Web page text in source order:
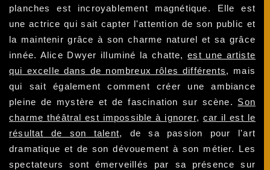
planches est incroyablement magnétique. Elle est
une actrice qui sait capter l'attention de son public et
la maintenir grâce à son charme naturel et sa grâce
innée. Alice Dwyer illuminé la chatte,est une artiste
qui excelle dans de nombreux rôles différents, mais
qui sait également comment créer une ambiance
pleine de mystère et de fascination sur scène. Son
charme théâtral est impossible à ignorer, car il est le
résultat de son talent, de sa passion pour l'art
dramatique et de son dévouement à son métier. Les
spectateurs sont émerveillés par sa présence sur